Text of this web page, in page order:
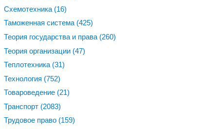
Схемотехника (16)
Таможенная система (425)
Теория государства и права (260)
Теория организации (47)
Теплотехника (31)
Технология (752)
Товароведение (21)
Транспорт (2083)
Трудовое право (159)